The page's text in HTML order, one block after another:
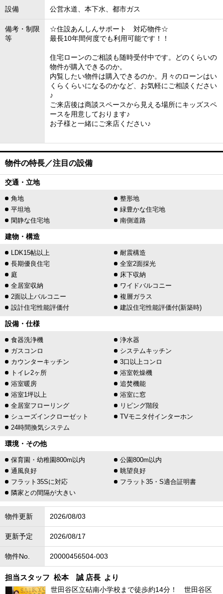
設備 公営水道、本下水、都市ガス
備考・制限
等
☆住設あんしんサポート 対応物件☆
最長10年間何度でも利用可能です！！
住宅ローンのご相談も随時受付中です。どのくらいの
物件が購入できるのか。
内覧したい物件は購入できるのか。月々のローンはい
くらくらいになるのかなど、お気軽にご相談ください
♪
ご来店後は商談スペースから見える場所にキッズスペ
ースを用意しております♪
お子様と一緒にご来店ください♪
物件の特長／注目の設備
交通・立地
角地
整形地
平坦地
緑豊かな住宅地
閑静な住宅地
南側道路
建物・構造
LDK15帖以上
耐震構造
長期優良住宅
全室2面採光
庭
床下収納
全居室収納
ワイドバルコニー
2面以上バルコニー
複層ガラス
設計住宅性能評価付
建設住宅性能評価付(新築時)
設備・仕様
食器洗浄機
浄水器
ガスコンロ
システムキッチン
カウンターキッチン
3口以上コンロ
トイレ2ヶ所
浴室乾燥機
浴室暖房
追焚機能
浴室1坪以上
浴室に窓
全居室フローリング
リビング階段
シューズインクローゼット
TVモニタ付インターホン
24時間換気システム
環境・その他
保育園・幼稚園800m以内
公園800m以内
通風良好
眺望良好
フラット35Sに対応
フラット35・S適合証明書
隣家との間隔が大きい
物件更新 2026/08/03
更新予定 2026/08/17
物件No. 20000456504-003
担当スタッフ 松本 誠 店長 より
世田谷区立砧南小学校まで徒歩約14分！ 世田谷区